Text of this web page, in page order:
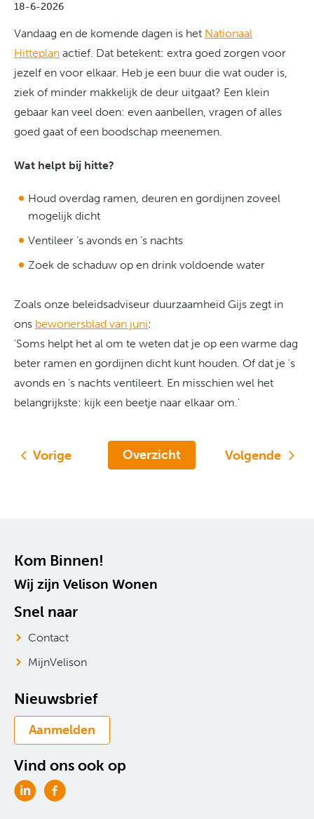
18-6-2026
Vandaag en de komende dagen is het Nationaal
Hitteplan actief. Dat betekent: extra goed zorgen voor
jezelf en voor elkaar. Heb je een buur die wat ouder is,
ziek of minder makkelijk de deur uitgaat? Een klein
gebaar kan veel doen: even aanbellen, vragen of alles
goed gaat of een boodschap meenemen.
Wat helpt bij hitte?
Houd overdag ramen, deuren en gordijnen zoveel
mogelijk dicht
Ventileer ’s avonds en ’s nachts
Zoek de schaduw op en drink voldoende water
Zoals onze beleidsadviseur duurzaamheid Gijs zegt in
ons bewonersblad van juni:
'Soms helpt het al om te weten dat je op een warme dag
beter ramen en gordijnen dicht kunt houden. Of dat je 's
avonds en 's nachts ventileert. En misschien wel het
belangrijkste: kijk een beetje naar elkaar om.'
Volgende
Overzicht
Vorige
Contactinformatie
Kom Binnen!
Wij zijn Velison Wonen
Snel naar
Contact
MijnVelison
Nieuwsbrief
Aanmelden
Vind ons ook op